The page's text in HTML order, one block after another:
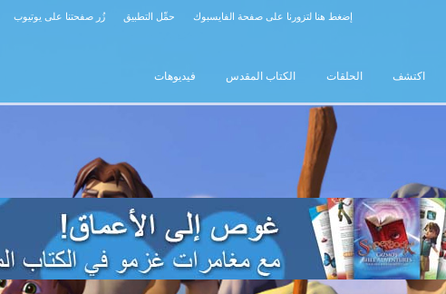
زُر صفحتنا على يوتيوب حمِّل التطبيق إضغط هنا لتزورنا على صفحة الفايسبوك
اكتشف الحلقات الكتاب المقدس فيديوهات